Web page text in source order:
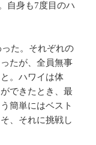
自身も7度目のハ
た。それぞれの
たが、全員無事
。ハワイは体
できたとき、最
簡単にはベスト
、それに挑戦し